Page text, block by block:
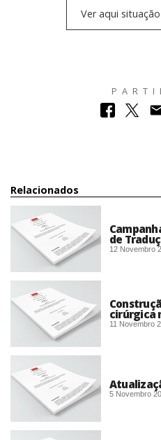
Ver aqui
Relacionados
de
12 Novembro
cirúrgica
11 Novembro
5 Novembro